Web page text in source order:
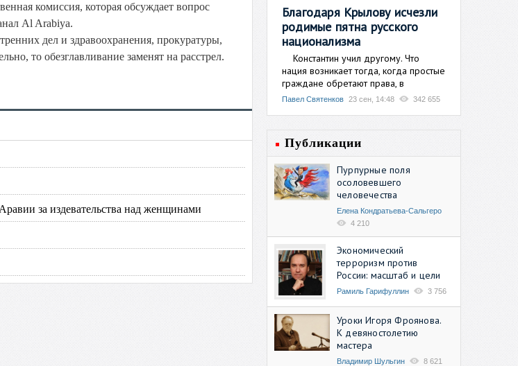
комиссия, которая обсуждает вопрос
Al Arabiya.
дел и здравоохранения, прокуратуры,
то обезглавливание заменят на расстрел.
за издевательства над женщинами
Благодаря Крылову исчезли
родимые пятна русского
национализма
Константин учил другому. Что
нация возникает тогда, когда простые
граждане обретают права, в
Павел Святенков 23 сен, 14:48 342 655
Публикации
Пурпурные поля
осоловевшего
человечества
Елена Кондратьева-Сальгеро
4 210
Экономический
терроризм против
России: масштаб и цели
Рамиль Гарифуллин 3 756
Уроки Игоря Фроянова.
К девяностолетию
мастера
Владимир Шульгин 8 621